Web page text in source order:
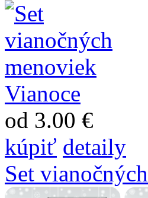
od 3.00 €
kúpiť detaily
Set